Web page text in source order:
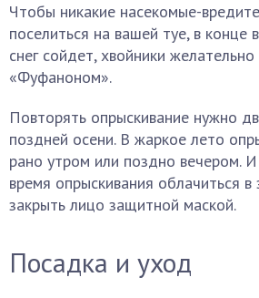
Чтобы никакие насекомые-
поселиться на вашей туе, в конце
снег сойдет, хвойники
«Фуфаноном».
Повторять опрыскивание нужно
поздней осени. В жаркое лето
рано утром или поздно вечером.
время опрыскивания облачиться
закрыть лицо защитной маской.
Посадка и уход